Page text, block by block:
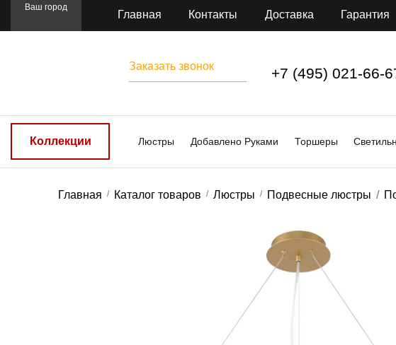
Ваш город
Главная Контакты Доставка Гарантия
Заказать звонок +7 (495) 021-66-
Коллекции Люстры Добавлено Руками Торшеры
Главная Каталог товаров Люстры Подвесные люстры